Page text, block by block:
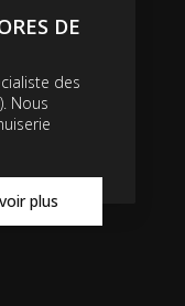
DE
des
Nous
plus